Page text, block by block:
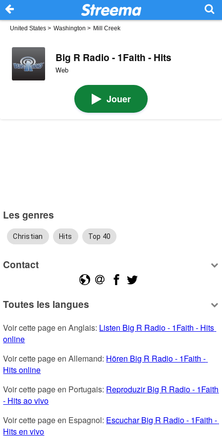
United States > Washington > Mill Creek
Big R Radio - 1Faith - Hits
Web
Jouer
Les genres
Christian Hits Top 40
Contact
Toutes les langues
Voir cette page en Anglais: Listen Big R Radio - 1Faith - Hits
online
Voir cette page en Allemand: Hören Big R Radio - 1Faith -
Hits online
Voir cette page en Portugais: Reproduzir Big R Radio - 1Faith
- Hits ao vivo
Voir cette page en Espagnol: Escuchar Big R Radio - 1Faith -
Hits en vivo